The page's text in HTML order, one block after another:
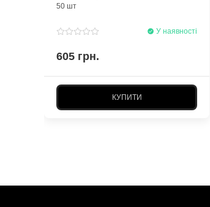
50 шт
У наявності
605 грн.
КУПИТИ